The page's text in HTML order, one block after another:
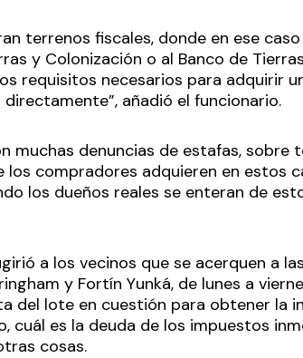
terrenos fiscales, donde en ese caso
y Colonización o al Banco de
requisitos necesarios para adquirir
añadió el funcionario.
muchas denuncias de estafas, sobre
los compradores adquieren en estos
los dueños reales se enteran de
a los vecinos que se acerquen a
y Fortín Yunká, de lunes a
del lote en cuestión para obtener la
cuál es la deuda de los impuestos
cosas.